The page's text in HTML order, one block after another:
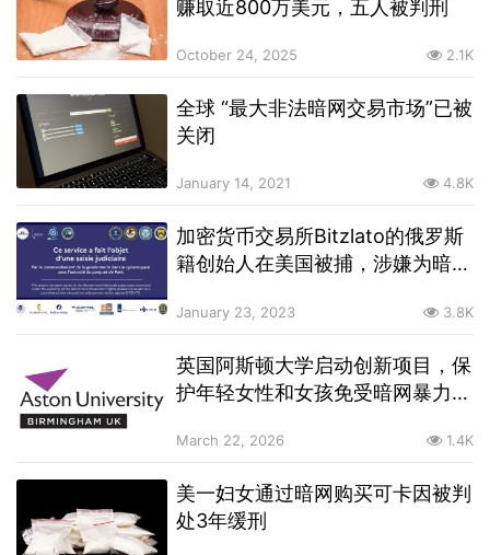
赚取近800万美元，五人被判刑
October 24, 2025 2.1K
全球 “最大非法暗网交易市场”已被
关闭
January 14, 2021 4.8K
加密货币交易所Bitzlato的俄罗斯
籍创始人在美国被捕，涉嫌为暗网
January 23, 2023 3.8K
英国阿斯顿大学启动创新项目，保
护年轻女性和女孩免受暗网暴力侵
March 22, 2026 1.4K
美一妇女通过暗网购买可卡因被判
处3年缓刑